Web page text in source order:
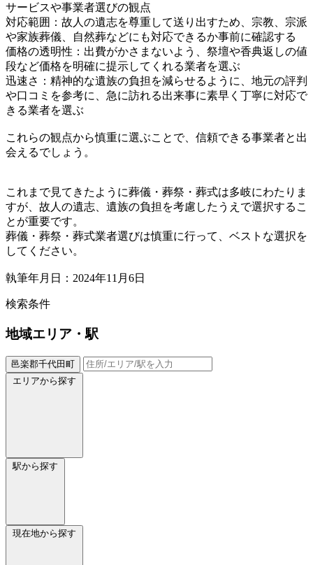
サービスや事業者選びの観点
対応範囲：故人の遺志を尊重して送り出すため、宗教、宗派
や家族葬儀、自然葬などにも対応できるか事前に確認する
価格の透明性：出費がかさまないよう、祭壇や香典返しの値
段など価格を明確に提示してくれる業者を選ぶ
迅速さ：精神的な遺族の負担を減らせるように、地元の評判
や口コミを参考に、急に訪れる出来事に素早く丁寧に対応で
きる業者を選ぶ
これらの観点から慎重に選ぶことで、信頼できる事業者と出
会えるでしょう。
これまで見てきたように葬儀・葬祭・葬式は多岐にわたりま
すが、故人の遺志、遺族の負担を考慮したうえで選択するこ
とが重要です。
葬儀・葬祭・葬式業者選びは慎重に行って、ベストな選択を
してください。
執筆年月日：2024年11月6日
検索条件
地域エリア・駅
邑楽郡千代田町
エリアから探す
駅から探す
現在地から探す